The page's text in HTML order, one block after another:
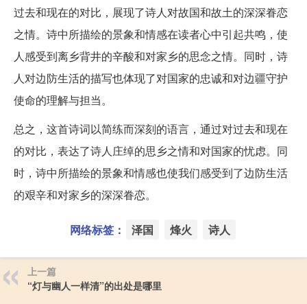
过去和现在的对比，展现了诗人对故国和故土的深深眷恋
之情。诗中所描绘的景象和情感在读者心中引起共鸣，使
人感受到离乡背井的辛酸和对家乡的思念之情。同时，诗
人对边防生活的描写也体现了对国家的忠诚和对边疆守护
使命的理解与担当。
总之，这首诗词以简练而深刻的语言，通过对过去和现在
的对比，表达了诗人庄绰的思乡之情和对国家的忧虑。同
时，诗中所描绘的景象和情感也使我们感受到了边防生活
的艰辛和对家乡的深深眷恋。
网络标签： 泽国 烽火 诗人
上一篇
“灯与幽人一样清”的出处是哪里